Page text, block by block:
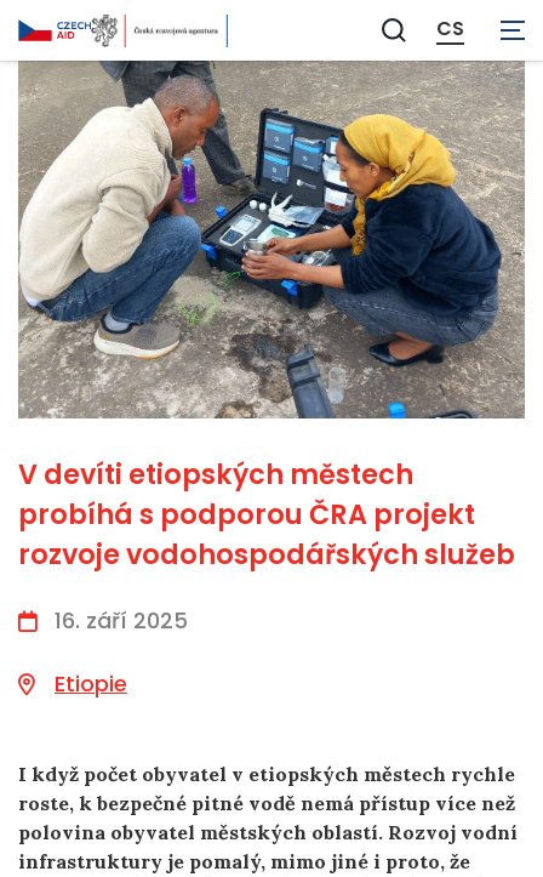
Zobrazit
vyhledávání
CS
V devíti etiopských městech
probíhá s podporou ČRA projekt
rozvoje vodohospodářských služeb
16. září 2025
Etiopie
I když počet obyvatel v etiopských městech rychle
roste, k bezpečné pitné vodě nemá přístup více než
polovina obyvatel městských oblastí. Rozvoj vodní
infrastruktury je pomalý, mimo jiné i proto, že